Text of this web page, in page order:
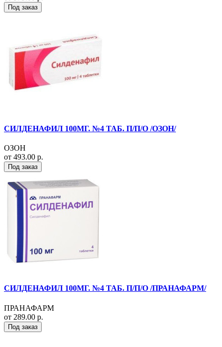
Под заказ
СИЛДЕНАФИЛ 100МГ. №4 ТАБ. П/П/О /ОЗОН/
ОЗОН
от 493.00 р.
Под заказ
СИЛДЕНАФИЛ 100МГ. №4 ТАБ. П/П/О /ПРАНАФАРМ/
ПРАНАФАРМ
от 289.00 р.
Под заказ